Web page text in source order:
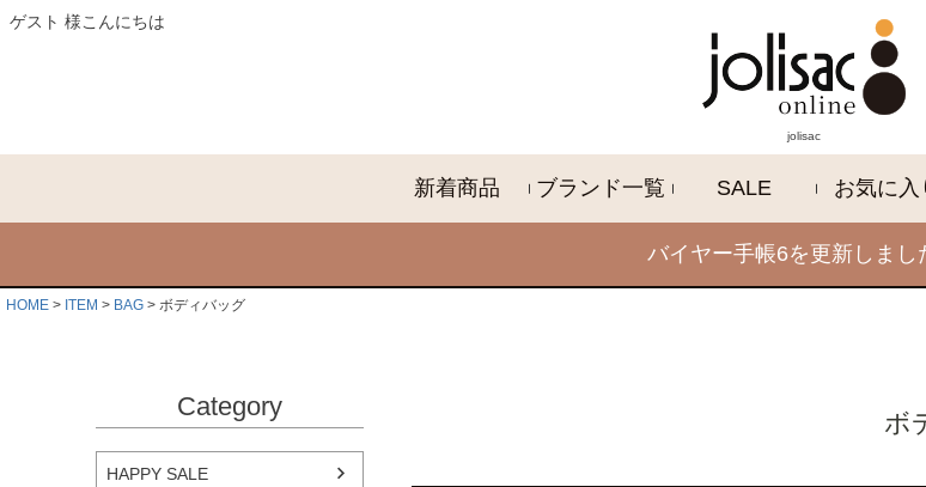
ゲスト 様こんにちは
jolisac
新着商品 ブランド一覧 SALE お気に入
検索
バイヤー手帳6を更新しまし
HOME ITEM BAG ボディバッグ
Category
HAPPY SALE
ボ